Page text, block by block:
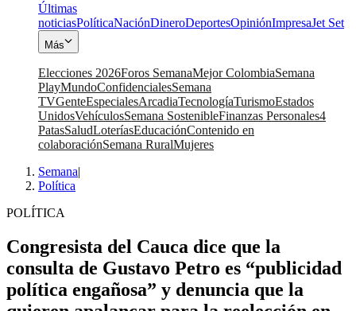
Últimas
noticiasPolíticaNaciónDineroDeportesOpiniónImpresaJet Set
Más
Elecciones 2026Foros SemanaMejor ColombiaSemana
PlayMundoConfidencialesSemana
TVGenteEspecialesArcadiaTecnologíaTurismoEstados
UnidosVehículosSemana SostenibleFinanzas Personales4
PatasSaludLoteríasEducaciónContenido en
colaboraciónSemana RuralMujeres
Semana|
Política
POLÍTICA
Congresista del Cauca dice que la
consulta de Gustavo Petro es “publicidad
política engañosa” y denuncia que la